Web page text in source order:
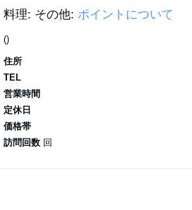
料理: その他: ポイントについて
()
住所
TEL
営業時間
定休日
価格帯
訪問回数 回